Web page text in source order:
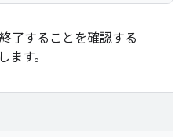
了することを確認する
ます。